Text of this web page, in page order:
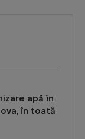
apă în
în toată